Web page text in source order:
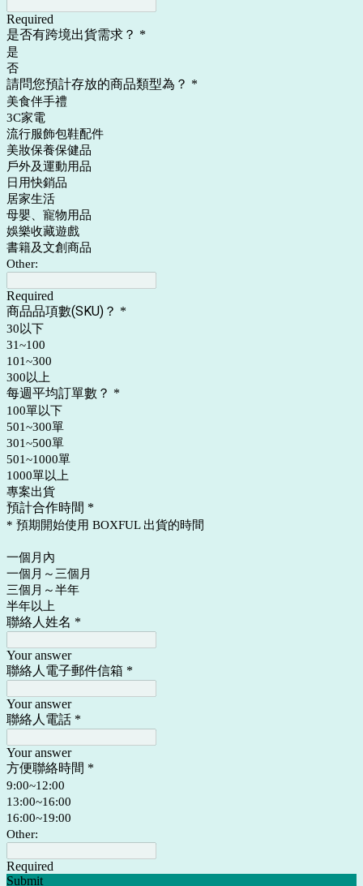
Required
是否有跨境出貨需求？ *
是
否
請問您預計存放的商品類型為？ *
美食伴手禮
3C家電
流行服飾包鞋配件
美妝保養保健品
戶外及運動用品
日用快銷品
居家生活
母嬰、寵物用品
娛樂收藏遊戲
書籍及文創商品
Other:
Required
商品品項數(SKU)？ *
30以下
31~100
101~300
300以上
每週平均訂單數？ *
100單以下
501~300單
301~500單
501~1000單
1000單以上
專案出貨
預計合作時間 *
* 預期開始使用 BOXFUL 出貨的時間
一個月內
一個月～三個月
三個月～半年
半年以上
聯絡人姓名 *
Your answer
聯絡人電子郵件信箱 *
Your answer
聯絡人電話 *
Your answer
方便聯絡時間 *
9:00~12:00
13:00~16:00
16:00~19:00
Other:
Required
Submit